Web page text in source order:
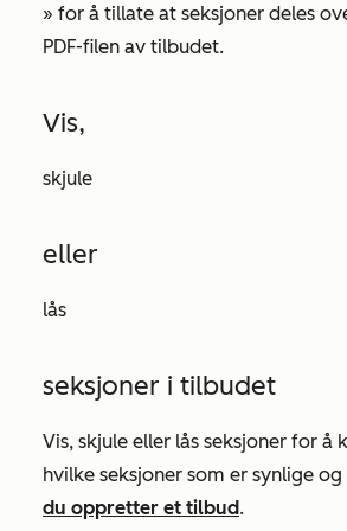
» for å tillate at seksjoner deles
PDF-filen av tilbudet.
Vis,
skjule
eller
lås
seksjoner i tilbudet
Vis, skjule eller lås seksjoner for å
hvilke seksjoner som er synlige
du oppretter et tilbud.